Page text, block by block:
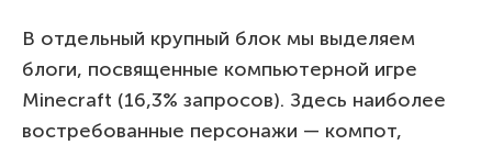
В отдельный крупный блок мы выделяем
блоги, посвященные компьютерной игре
Minecraft (16,3% запросов). Здесь наиболее
востребованные персонажи — компот,